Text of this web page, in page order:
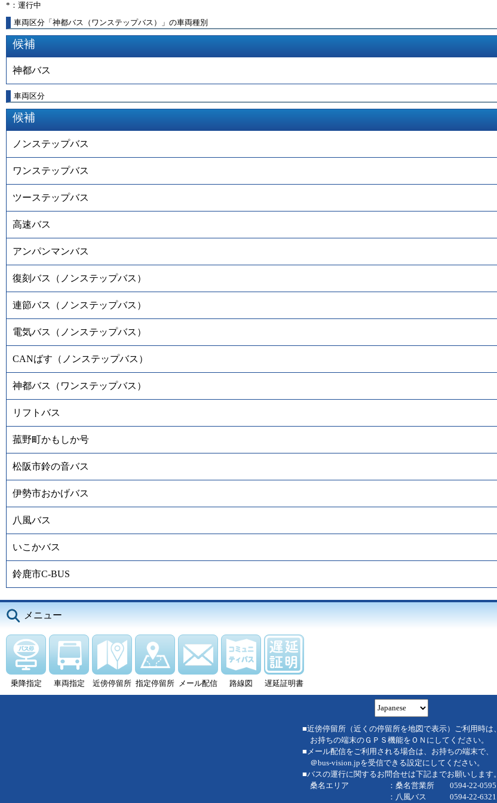
*：運行中
車両区分「神都バス（ワンステップバス）」の車両種別
候補
神都バス
車両区分
候補
ノンステップバス
ワンステップバス
ツーステップバス
高速バス
アンパンマンバス
復刻バス（ノンステップバス）
連節バス（ノンステップバス）
電気バス（ノンステップバス）
CANばす（ノンステップバス）
神都バス（ワンステップバス）
リフトバス
菰野町かもしか号
松阪市鈴の音バス
伊勢市おかげバス
八風バス
いこかバス
鈴鹿市C-BUS
メニュー
乗降指定 車両指定 近傍停留所 指定停留所 メール配信 路線図 遅延証明書
■近傍停留所（近くの停留所を地図で表示）ご利用時は、
お持ちの端末のＧＰＳ機能をＯＮにしてください。
■メール配信をご利用される場合は、お持ちの端末で、
＠bus-vision.jpを受信できる設定にしてください。
■バスの運行に関するお問合せは下記までお願いします。
桑名エリア ：桑名営業所 0594-22-0595
：八風バス 0594-22-6321